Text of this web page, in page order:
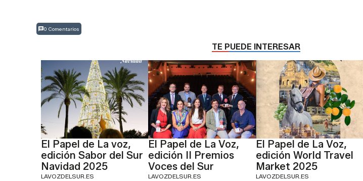
0 Comentarios
TE PUEDE INTERESAR
El Papel de La voz,
edición Sabor del Sur
Navidad 2025
LAVOZDELSUR.ES
El Papel de La Voz,
edición II Premios
Voces del Sur
LAVOZDELSUR.ES
El Papel de La Voz,
edición World Travel
Market 2025
LAVOZDELSUR.ES